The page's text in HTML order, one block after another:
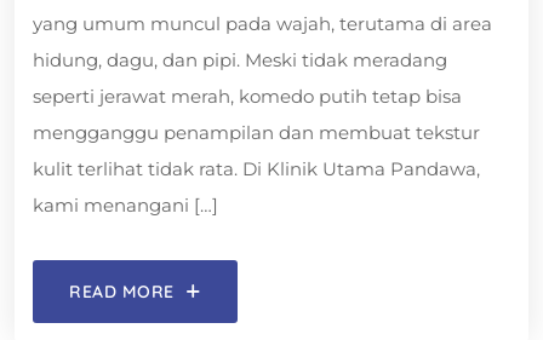
yang umum muncul pada wajah, terutama di area
hidung, dagu, dan pipi. Meski tidak meradang
seperti jerawat merah, komedo putih tetap bisa
mengganggu penampilan dan membuat tekstur
kulit terlihat tidak rata. Di Klinik Utama Pandawa,
kami menangani […]
READ MORE